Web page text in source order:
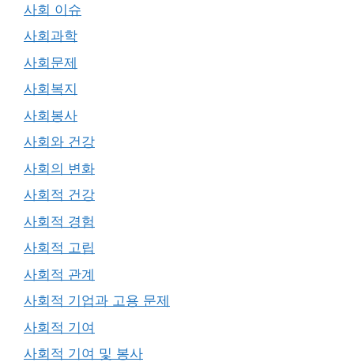
사회 이슈
사회과학
사회문제
사회복지
사회봉사
사회와 건강
사회의 변화
사회적 건강
사회적 경험
사회적 고립
사회적 관계
사회적 기업과 고용 문제
사회적 기여
사회적 기여 및 봉사